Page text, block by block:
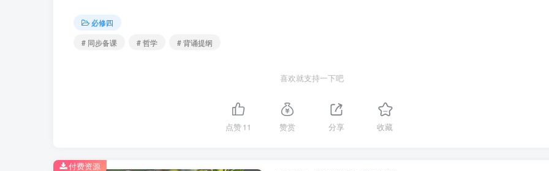
客观唯心主义：把客观精神（上帝、理念、概念、绝对精神）看作世界的本原，认为现实的物质世界只是
些客观精神的外化和表现。
哲学史上存在着唯物主义和唯心主义，辩证法和形而上学“两个对子”，但辩证法和形而上学的斗争从属于唯
物主义和唯心主义的斗争，所以从基本派别来看，只有唯物主义和唯心主义两大阵营
1.3 科学的世界观和方法论
必修四
# 同步备课
# 哲学 # 背诵提纲
喜欢就支持一下吧
点赞11 赞赏 分享 收藏
付费资源